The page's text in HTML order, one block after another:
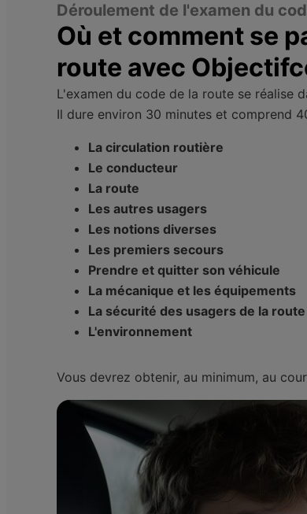
Déroulement de l'examen du
Où et comment se
route avec
L'examen du code de la route se réalise
Il dure environ 30 minutes et comprend
La circulation routière
Le conducteur
La route
Les autres usagers
Les notions diverses
Les premiers secours
Prendre et quitter son véhicule
La mécanique et les équipements
La sécurité des usagers de la route
L'environnement
Vous devrez obtenir, au minimum, au